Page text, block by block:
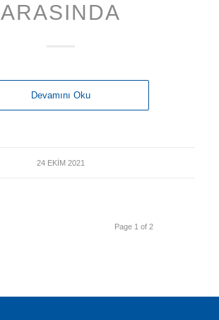
ARASINDA
Devamını Oku
24 EKIM 2021
Page 1 of 2